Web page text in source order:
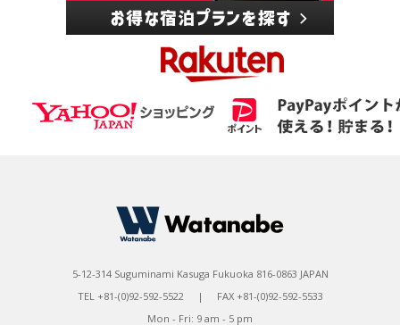
5-12-314 Suguminami Kasuga Fukuoka 816-0863 JAPAN
TEL +81-(0)92-592-5522 | FAX +81-(0)92-592-5533
Mon - Fri: 9 am - 5 pm